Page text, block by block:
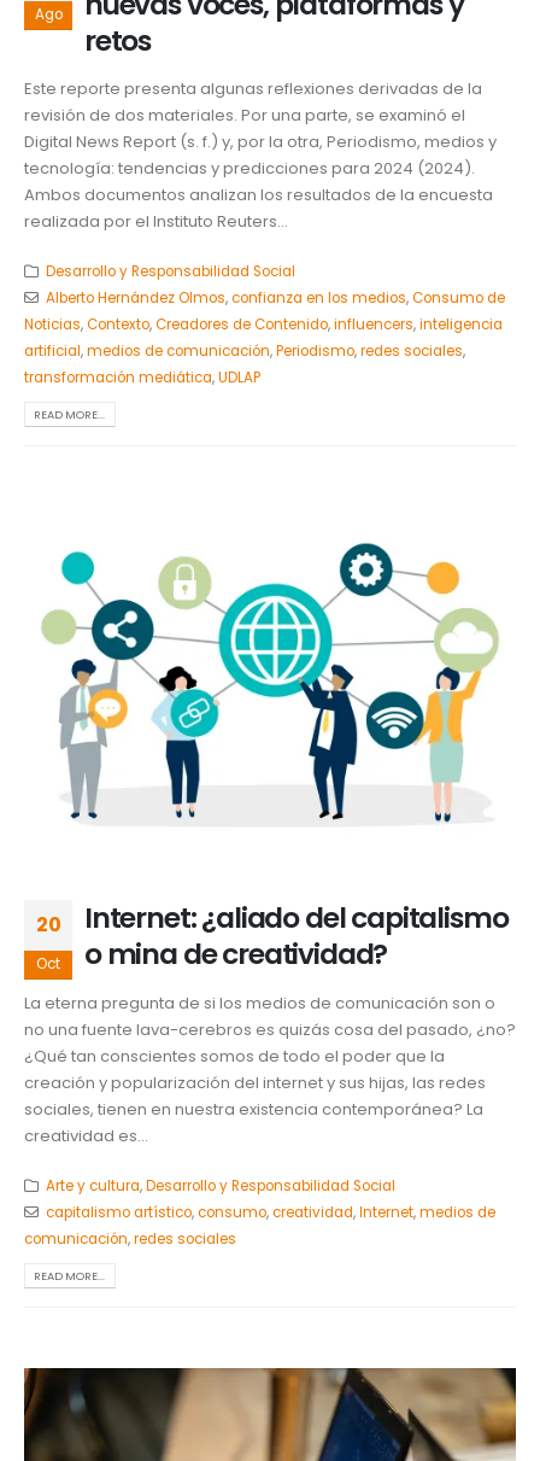
Ago
retos
Este reporte presenta algunas reflexiones derivadas de la
revisión de dos materiales. Por una parte, se examinó el
Digital News Report (s. f.) y, por la otra, Periodismo, medios y
tecnología: tendencias y predicciones para 2024 (2024).
Ambos documentos analizan los resultados de la encuesta
realizada por el Instituto Reuters...
Desarrollo y Responsabilidad Social
Alberto Hernández Olmos,confianza en los medios,Consumo de
Noticias,Contexto,Creadores de Contenido,influencers,inteligencia
artificial,medios de comunicación,Periodismo,redes sociales,
transformación mediática,UDLAP
READ MORE...
20
Oct
Internet: ¿aliado del capitalismo
o mina de creatividad?
La eterna pregunta de si los medios de comunicación son o
no una fuente lava-cerebros es quizás cosa del pasado, ¿no?
¿Qué tan conscientes somos de todo el poder que la
creación y popularización del internet y sus hijas, las redes
sociales, tienen en nuestra existencia contemporánea? La
creatividad es...
Arte y cultura,Desarrollo y Responsabilidad Social
capitalismo artístico,consumo,creatividad,Internet,medios de
comunicación,redes sociales
READ MORE...